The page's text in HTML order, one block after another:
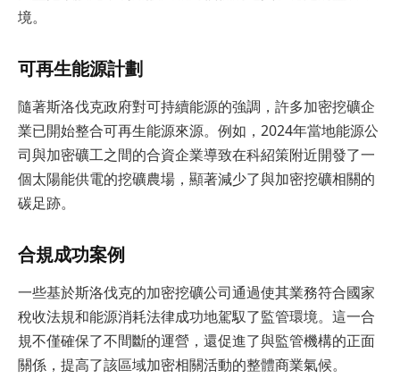
境。
可再生能源計劃
隨著斯洛伐克政府對可持續能源的強調，許多加密挖礦企
業已開始整合可再生能源來源。例如，2024年當地能源公
司與加密礦工之間的合資企業導致在科紹策附近開發了一
個太陽能供電的挖礦農場，顯著減少了與加密挖礦相關的
碳足跡。
合規成功案例
一些基於斯洛伐克的加密挖礦公司通過使其業務符合國家
稅收法規和能源消耗法律成功地駕馭了監管環境。這一合
規不僅確保了不間斷的運營，還促進了與監管機構的正面
關係，提高了該區域加密相關活動的整體商業氣候。